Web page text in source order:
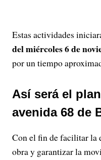
Estas actividades
del miércoles 6 de
por un tiempo
Así será el
avenida 68 de
Con el fin de facilitar la
obra y garantizar la